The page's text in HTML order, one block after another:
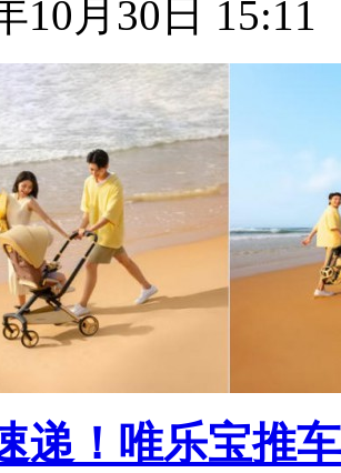
10月30日 15:11
递！唯乐宝推